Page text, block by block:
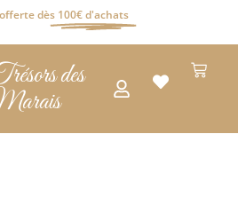
dès 100€ d'achats
des